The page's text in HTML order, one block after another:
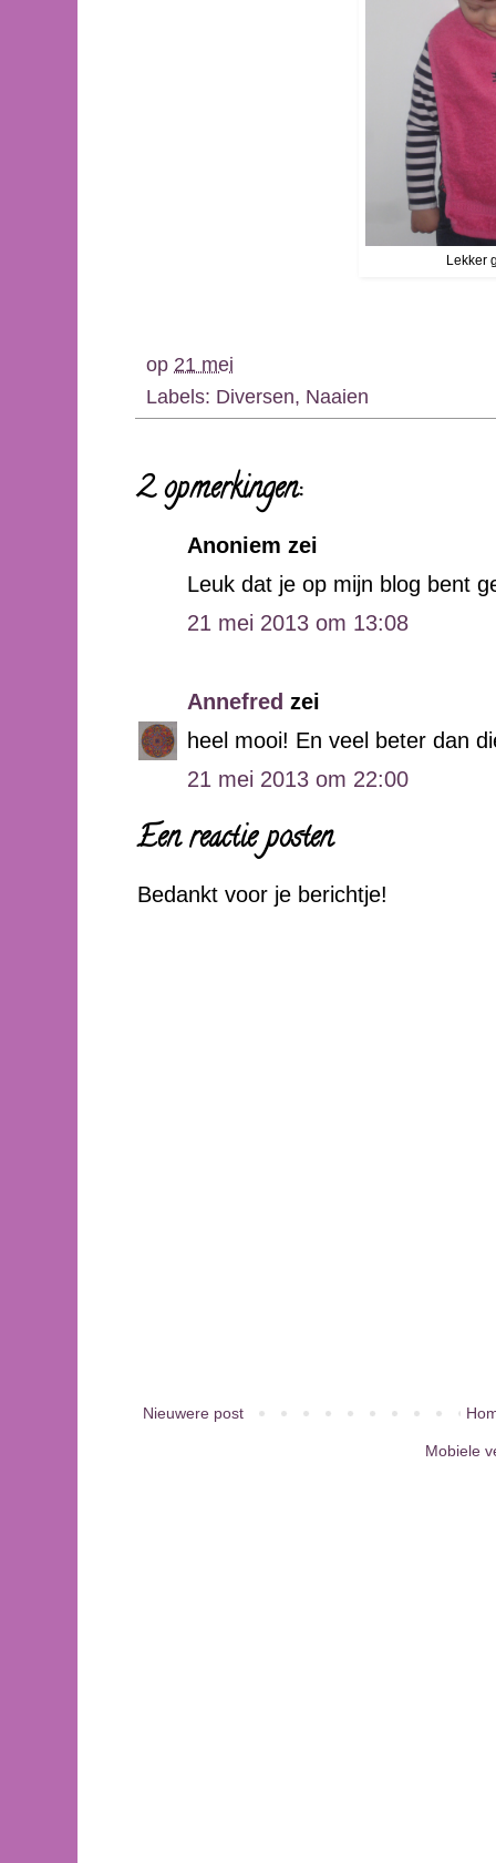
Lekker
op 21 mei
Labels: Diversen, Naaien
2 opmerkingen:
Anoniem zei
Leuk dat je op mijn blog bent
21 mei 2013 om 13:08
Annefred zei
heel mooi! En veel beter dan
21 mei 2013 om 22:00
Een reactie posten
Bedankt voor je berichtje!
Nieuwere post
Mobiele